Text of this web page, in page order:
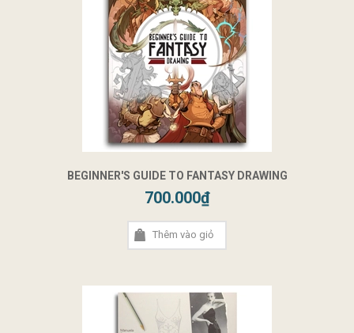
BEGINNER'S GUIDE TO FANTASY DRAWING
700.000₫
Thêm vào giỏ